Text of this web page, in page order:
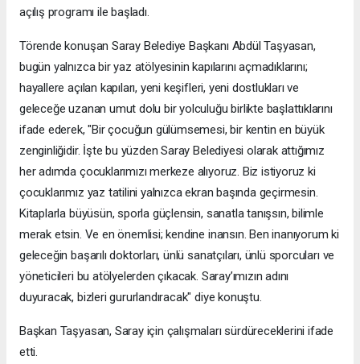
açılış programı ile başladı.
Törende konuşan Saray Belediye Başkanı Abdül Taşyasan,
bugün yalnızca bir yaz atölyesinin kapılarını açmadıklarını;
hayallere açılan kapıları, yeni keşifleri, yeni dostlukları ve
geleceğe uzanan umut dolu bir yolculuğu birlikte başlattıklarını
ifade ederek, "Bir çocuğun gülümsemesi, bir kentin en büyük
zenginliğidir. İşte bu yüzden Saray Belediyesi olarak attığımız
her adımda çocuklarımızı merkeze alıyoruz. Biz istiyoruz ki
çocuklarımız yaz tatilini yalnızca ekran başında geçirmesin.
Kitaplarla büyüsün, sporla güçlensin, sanatla tanışsın, bilimle
merak etsin. Ve en önemlisi; kendine inansın. Ben inanıyorum ki
geleceğin başarılı doktorları, ünlü sanatçıları, ünlü sporcuları ve
yöneticileri bu atölyelerden çıkacak. Saray’ımızın adını
duyuracak, bizleri gururlandıracak" diye konuştu.
Başkan Taşyasan, Saray için çalışmaları sürdüreceklerini ifade
etti.